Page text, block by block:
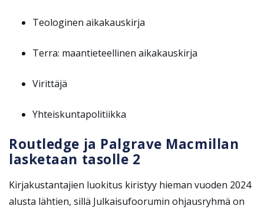
Teologinen aikakauskirja
Terra: maantieteellinen aikakauskirja
Virittäjä
Yhteiskuntapolitiikka
Routledge ja Palgrave Macmillan
lasketaan tasolle 2
Kirjakustantajien luokitus kiristyy hieman vuoden 2024
alusta lähtien, sillä Julkaisufoorumin ohjausryhmä on